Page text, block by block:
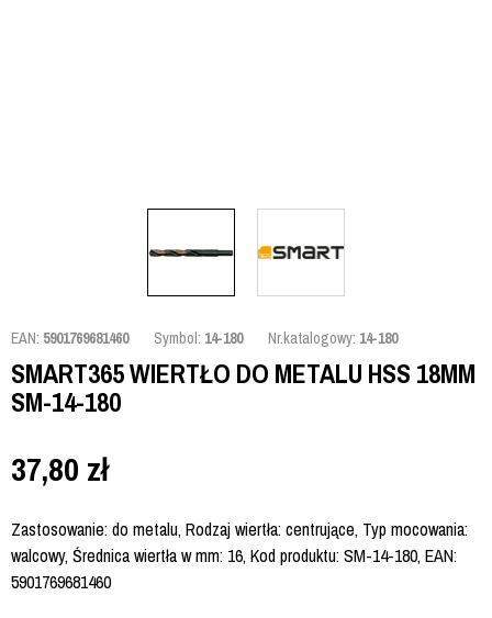
EAN: 5901769681460 Symbol: 14-180 Nr.katalogowy: 14-180
SMART365 WIERTŁO DO METALU HSS 18MM
SM-14-180
37,80 zł
Zastosowanie: do metalu, Rodzaj wiertła: centrujące, Typ mocowania:
walcowy, Średnica wiertła w mm: 16, Kod produktu: SM-14-180, EAN:
5901769681460